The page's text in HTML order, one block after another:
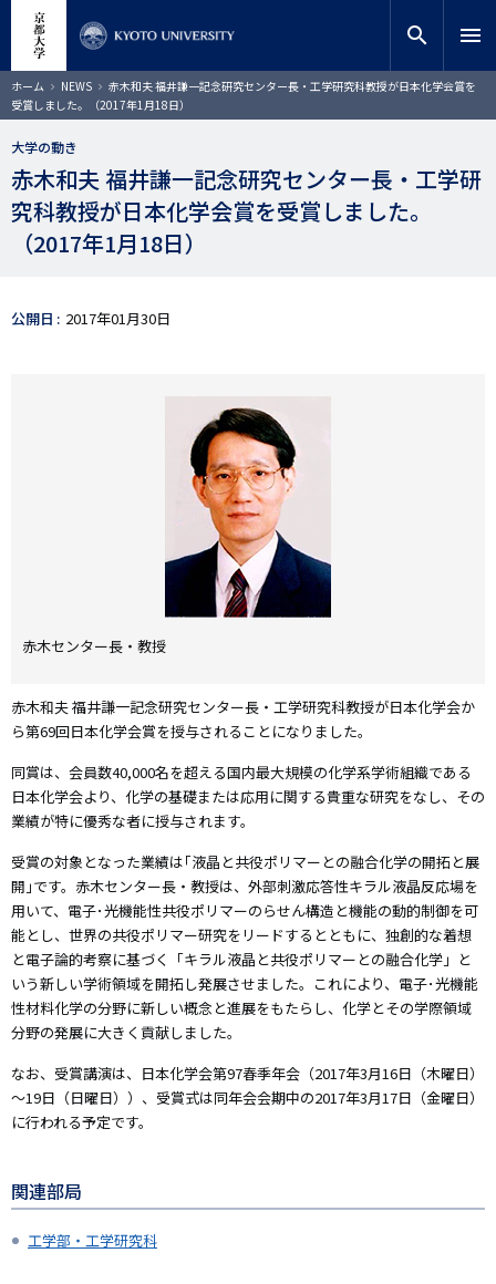
コ
ン
テ
ン
に
移
サイト内検索
検索
search menu
ホーム NEWS
赤木和夫 福井謙一記念研究センター長・工学研究科教授が日本化学会賞を
受賞しました。（2017年1月18日）
大学の動き
赤木和夫 福井謙一記念研究センター長・工学研
究科教授が日本化学会賞を受賞しました。
（2017年1月18日）
公開日 2017年01月30日
赤木センター長・教授
赤木和夫 福井謙一記念研究センター長・工学研究科教授が日本化学会か
ら第69回日本化学会賞を授与されることになりました。
同賞は、会員数40,000名を超える国内最大規模の化学系学術組織である
日本化学会より、化学の基礎または応用に関する貴重な研究をなし、その
業績が特に優秀な者に授与されます。
受賞の対象となった業績は｢液晶と共役ポリマーとの融合化学の開拓と展
開｣です。赤木センター長・教授は、外部刺激応答性キラル液晶反応場を
用いて、電子･光機能性共役ポリマーのらせん構造と機能の動的制御を可
能とし、世界の共役ポリマー研究をリードするとともに、独創的な着想
と電子論的考察に基づく「キラル液晶と共役ポリマーとの融合化学」と
いう新しい学術領域を開拓し発展させました。これにより、電子･光機能
性材料化学の分野に新しい概念と進展をもたらし、化学とその学際領域
分野の発展に大きく貢献しました。
なお、受賞講演は、日本化学会第97春季年会（2017年3月16日（木曜日）
～19日（日曜日））、受賞式は同年会会期中の2017年3月17日（金曜日）
に行われる予定です。
関連部局
工学部・工学研究科